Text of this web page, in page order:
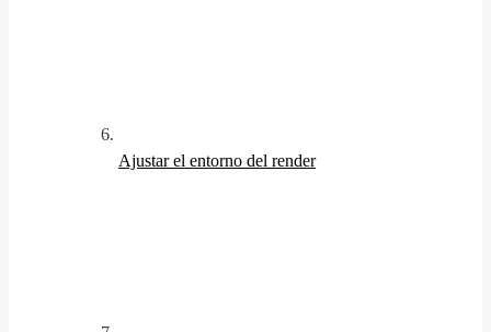
Ajustar el entorno del render